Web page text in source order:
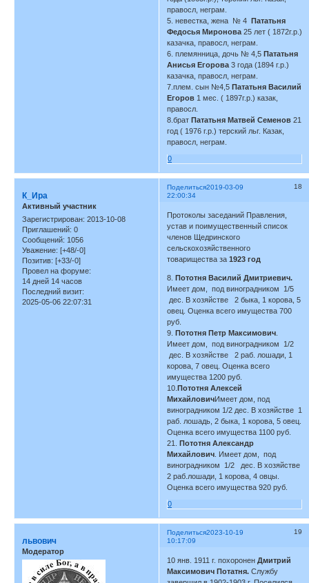
правосл, неграм.
5. невестка, жена № 4Пататьня
Федосья Миронова 25 лет ( 1872г.р.)
казачка, правосл, неграм.
6. племянница, дочь № 4,5Пататьня
Анисья Егорова 3 года (1894 г.р.)
казачка, правосл, неграм.
7.плем. сын №4,5Пататьня Василий
Егоров 1 мес. ( 1897г.р.) казак,
правосл.
8.братПататьня Матвей Семенов 21
год ( 1976 г.р.) терский льг. Казак,
правосл, неграм.
0
Поделиться 18
2019-03-09
22:00:34
К_Ира
Активный участник
Зарегистрирован: 2013-10-08
Приглашений: 0
Сообщений: 1056
Уважение: [+48/-0]
Позитив: [+33/-0]
Провел на форуме:
14 дней 14 часов
Последний визит:
2025-05-06 22:07:31
Протоколы заседаний Правления,
устав и поимущественный список
членов Щедринского
сельскохозяйственного
товарищества за1923 год
8.Пототня Василий Дмитриевич.
Имеет дом, под виноградником 1/5
дес. В хозяйстве 2 быка, 1 корова, 5
овец. Оценка всего имущества 700
руб.
9.Пототня Петр Максимович
Имеет дом, под виноградником 1/2
дес. В хозяйстве 2 раб. лошади, 1
корова, 7 овец. Оценка всего
имущества 1200 руб.
10.Пототня Алексей
МихайловичИмеет дом, под
виноградником 1/2 дес. В хозяйстве 1
раб. лошадь, 2 быка, 1 корова, 5 овец.
Оценка всего имущества 1100 руб.
21.Пототня Александр
Михайлович . Имеет дом, под
виноградником 1/2 дес. В хозяйстве
2 раб.лошади, 1 корова, 4 овцы.
Оценка всего имущества 920 руб.
0
Поделиться 19
2023-10-19
10:17:09
львович
Модератор
10 янв. 1911 г. похороненДмитрий
Максимович Потатня.Службу